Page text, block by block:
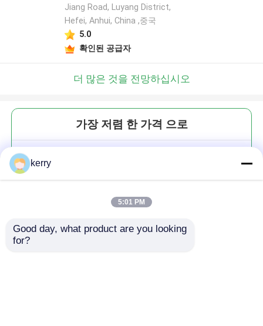
Jiang Road, Luyang District,
Hefei, Anhui, China ,중국
5.0
확인된 공급자
더 많은 것을 전망하십시오
가장 저렴 한 가격 으로
kerry
5:01 PM
Good day, what product are you looking
for?